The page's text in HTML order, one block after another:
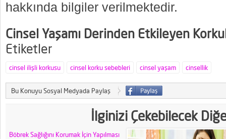
hakkında bilgiler verilmektedir.
Cinsel Yaşamı Derinden Etkileyen
Etiketler
cinsel ilişli korkusu cinsel korku sebebleri cinsel yaşam cinsellik
Bu Konuyu Sosyal Medyada Paylaş
İlginizi Çekebilecek
Böbrek Sağlığını Korumak İçin Yapılması